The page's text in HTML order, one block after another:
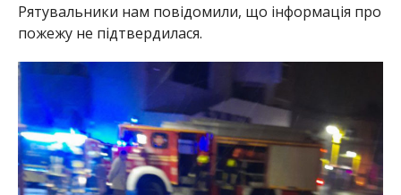
Рятувальники нам повідомили, що інформація про
пожежу не підтвердилася.